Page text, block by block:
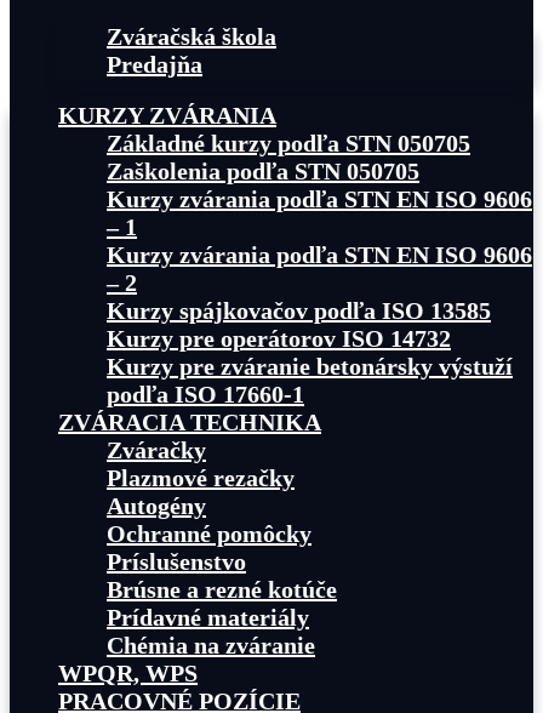
Zváračská škola
Predajňa
KURZY ZVÁRANIA
Základné kurzy podľa STN 050705
Zaškolenia podľa STN 050705
Kurzy zvárania podľa STN EN ISO 9606
– 1
Kurzy zvárania podľa STN EN ISO 9606
– 2
Kurzy spájkovačov podľa ISO 13585
Kurzy pre operátorov ISO 14732
Kurzy pre zváranie betonársky výstuží
podľa ISO 17660-1
ZVÁRACIA TECHNIKA
Zváračky
Plazmové rezačky
Autogény
Ochranné pomôcky
Príslušenstvo
Brúsne a rezné kotúče
Prídavné materiály
Chémia na zváranie
WPQR, WPS
PRACOVNÉ POZÍCIE